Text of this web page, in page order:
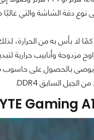
لا بأس به من الحرارة،